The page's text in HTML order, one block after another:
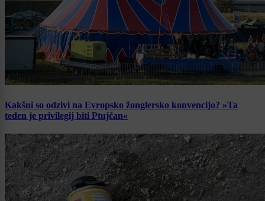
Kakšni so odzivi na Evropsko žonglersko konvencijo? »Ta
teden je privilegij biti Ptujčan«